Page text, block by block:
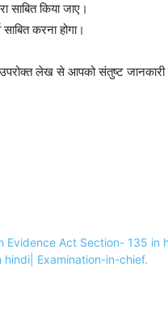
साबित किया जाए।
करना होगा।
लेख से आपको संतुष्ट
Indian Evidence Act Section-
in hindi| Examination-in-chief.